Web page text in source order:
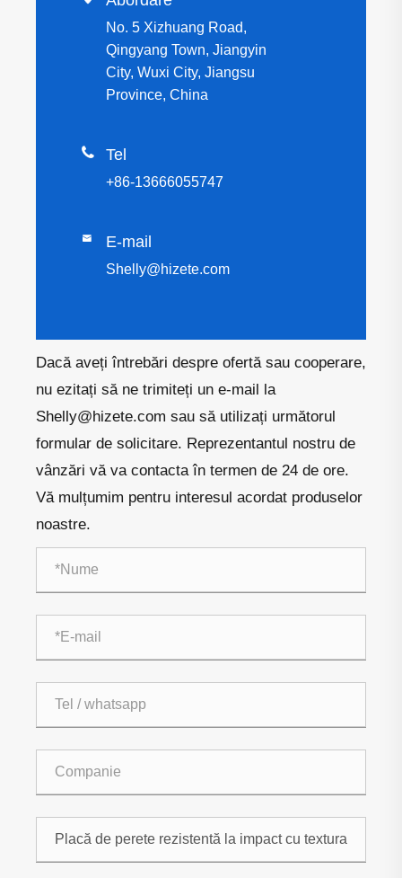
No. 5 Xizhuang Road,
Qingyang Town, Jiangyin
City, Wuxi City, Jiangsu
Province, China
 Tel
+86-13666055747
 E-mail
Shelly@hizete.com
Dacă aveți întrebări despre ofertă sau cooperare,
nu ezitați să ne trimiteți un e-mail la
Shelly@hizete.com sau să utilizați următorul
formular de solicitare. Reprezentantul nostru de
vânzări vă va contacta în termen de 24 de ore.
Vă mulțumim pentru interesul acordat produselor
noastre.